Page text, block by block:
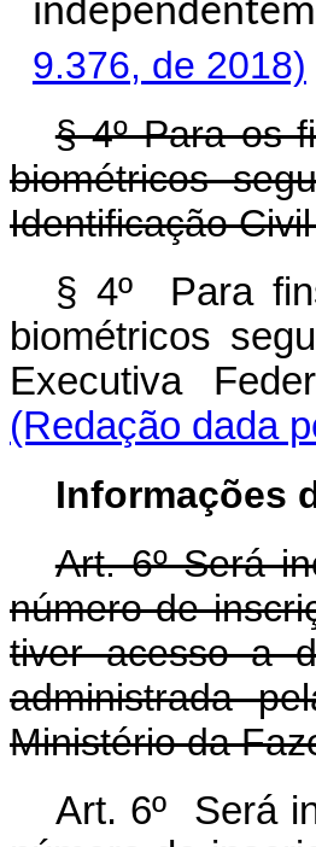
9.376, de 2018)
§ 4º Para os
biométricos
Identificação
§ 4º Para
biométricos
Executiva
(Redação dada
Informações
Art. 6º Será
número de
tiver acesso a
administrada
Ministério da
Art. 6º Será